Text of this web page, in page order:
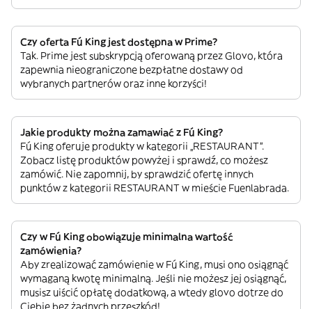
Czy oferta Fú King jest dostępna w Prime?
Tak. Prime jest subskrypcją oferowaną przez Glovo, która
zapewnia nieograniczone bezpłatne dostawy od
wybranych partnerów oraz inne korzyści!
Jakie produkty można zamawiać z Fú King?
Fú King oferuje produkty w kategorii „RESTAURANT”.
Zobacz listę produktów powyżej i sprawdź, co możesz
zamówić. Nie zapomnij, by sprawdzić ofertę innych
punktów z kategorii RESTAURANT w mieście Fuenlabrada.
Czy w Fú King obowiązuje minimalna wartość
zamówienia?
Aby zrealizować zamówienie w Fú King, musi ono osiągnąć
wymaganą kwotę minimalną. Jeśli nie możesz jej osiągnąć,
musisz uiścić opłatę dodatkową, a wtedy glovo dotrze do
Ciebie bez żadnych przeszkód!